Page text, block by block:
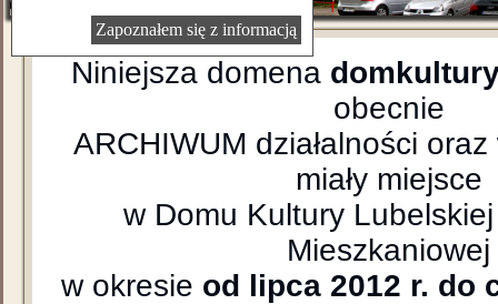
Niniejsza domena
obecnie
ARCHIWUM działalności
miały miejsce
w Domu Kultury Lubelskiej
Mieszkaniowej
w okresie od lipca 2012 r. do
Zapoznałem się z informacją